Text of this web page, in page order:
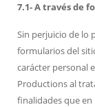
7.1- A través de
Sin perjuicio de lo
formularios del
carácter personal
Productions al
finalidades que